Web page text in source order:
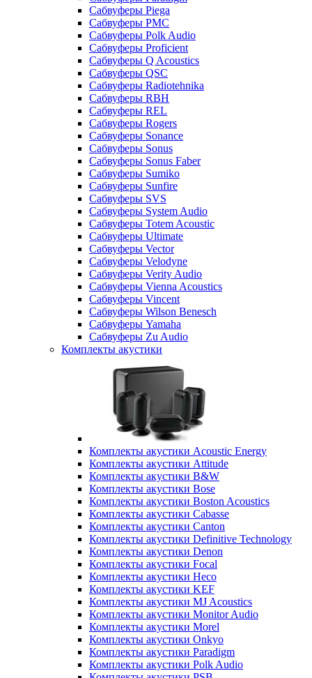
Сабвуферы Piega
Сабвуферы PMC
Сабвуферы Polk Audio
Сабвуферы Proficient
Сабвуферы Q Acoustics
Сабвуферы QSC
Сабвуферы Radiotehnika
Сабвуферы RBH
Сабвуферы REL
Сабвуферы Rogers
Сабвуферы Sonance
Сабвуферы Sonus
Сабвуферы Sonus Faber
Сабвуферы Sumiko
Сабвуферы Sunfire
Сабвуферы SVS
Сабвуферы System Audio
Сабвуферы Totem Acoustic
Сабвуферы Ultimate
Сабвуферы Vector
Сабвуферы Velodyne
Сабвуферы Verity Audio
Сабвуферы Vienna Acoustics
Сабвуферы Vincent
Сабвуферы Wilson Benesch
Сабвуферы Yamaha
Сабвуферы Zu Audio
Комплекты акустики
Комплекты акустики Acoustic Energy
Комплекты акустики Attitude
Комплекты акустики B&W
Комплекты акустики Bose
Комплекты акустики Boston Acoustics
Комплекты акустики Cabasse
Комплекты акустики Canton
Комплекты акустики Definitive Technology
Комплекты акустики Denon
Комплекты акустики Focal
Комплекты акустики Heco
Комплекты акустики KEF
Комплекты акустики MJ Acoustics
Комплекты акустики Monitor Audio
Комплекты акустики Morel
Комплекты акустики Onkyo
Комплекты акустики Paradigm
Комплекты акустики Polk Audio